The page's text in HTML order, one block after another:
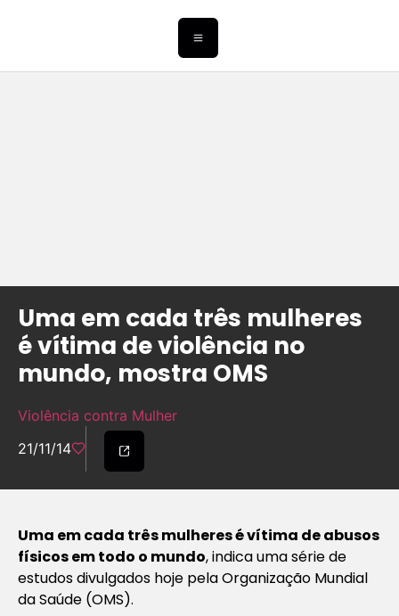
Uma em cada três mulheres
é vítima de violência no
mundo, mostra OMS
Violência contra Mulher
21/11/14
Uma em cada três mulheres é vítima de abusos
físicos em todo o mundo, indica uma série de
estudos divulgados hoje pela Organização Mundial
da Saúde (OMS).